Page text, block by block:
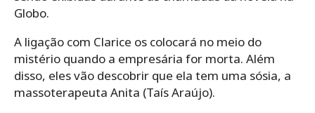
Globo.
A ligação com Clarice os colocará no meio do
mistério quando a empresária for morta. Além
disso, eles vão descobrir que ela tem uma sósia, a
massoterapeuta Anita (Taís Araújo).